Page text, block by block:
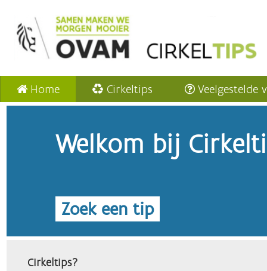
Home Cirkeltips Veelgestelde
Welkom bij
Zoek een tip
Cirkeltips?